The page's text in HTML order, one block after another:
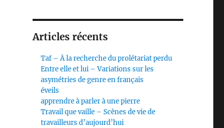
Articles récents
Taf – À la recherche du prolétariat perdu
Entre elle et lui – Variations sur les
asymétries de genre en français
éveils
apprendre à parler à une pierre
Travail que vaille – Scènes de vie de
travailleurs d’aujourd’hui